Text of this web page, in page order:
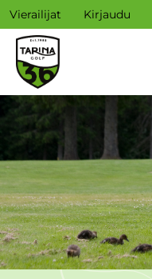
Vierailijat Kirjaudu